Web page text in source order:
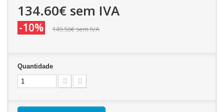
134.60€ sem IVA
-10% 149.56€sem IVA
Quantidade